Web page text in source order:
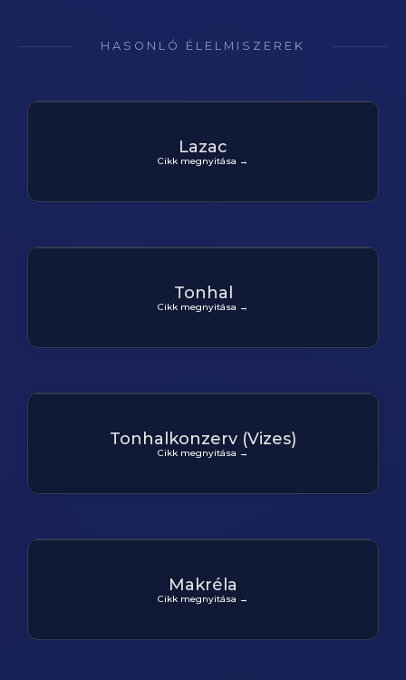
HASONLÓ ÉLELMISZEREK
Lazac
Cikk megnyitása →
Tonhal
Cikk megnyitása →
Tonhalkonzerv (Vizes)
Cikk megnyitása →
Makréla
Cikk megnyitása →